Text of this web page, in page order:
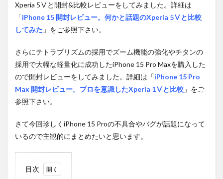
Xperia 5Ⅴと開封&比較レビューをしてみました。詳細は
「iPhone 15 開封レビュー。何かと話題のXperia 5Ⅴと比較
してみた 」をご参照下さい。
さらにテトラプリズムの採用でズーム機能の強化やチタンの
採用で大幅な軽量化に成功したiPhone 15 Pro Maxを購入した
ので開封レビューをしてみました。詳細は「iPhone 15 Pro
Max 開封レビュー。プロを意識したXperia 1Ⅴと比較 」をご
参照下さい。
さて今回珍しくiPhone 15 Proの不具合やバグが話題になって
いるので主観的にまとめたいと思います。
目次